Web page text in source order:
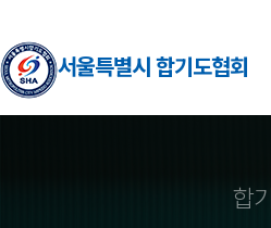
서울특별시 합기도협회
합